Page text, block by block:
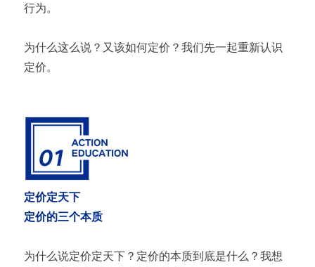
行为。
为什么这么说？又该如何定价？我们先一起重新认识
定价。
定价定天下
定价的三个本质
为什么说定价定天下？定价的本质到底是什么？我想